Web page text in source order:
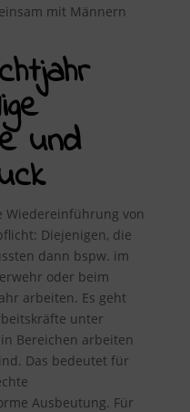
mit Männern
und
von
Diejenigen, die
dann bspw. im
oder beim
arbeiten. Es geht
unter
Bereichen arbeiten
Das bedeutet für
Ausbeutung. Für